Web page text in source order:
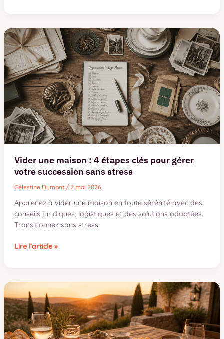
enfant
de
2
ans
:
4
méthodes
simples
pour
créer
sans
ciseaux
Vider une maison : 4 étapes clés pour gérer
votre succession sans stress
Célestine Dumont / 2 mai 2026
Apprenez à vider une maison en toute sérénité avec des
conseils juridiques, logistiques et des solutions adaptées.
Transitionnez sans stress.
Vider
4
étapes
clés
pour
gérer
Lire l’article »